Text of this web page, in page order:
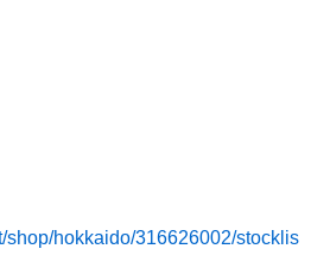
shop/hokkaido/316626002/stocklis